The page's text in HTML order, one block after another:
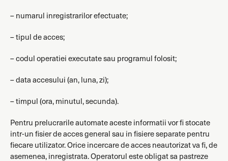
– numarul inregistrarilor efectuate;
– tipul de acces;
– codul operatiei executate sau programul folosit;
– data accesului (an, luna, zi);
– timpul (ora, minutul, secunda).
Pentru prelucrarile automate aceste informatii vor fi stocate
intr-un fisier de acces general sau in fisiere separate pentru
fiecare utilizator. Orice incercare de acces neautorizat va fi, de
asemenea, inregistrata. Operatorul este obligat sa pastreze